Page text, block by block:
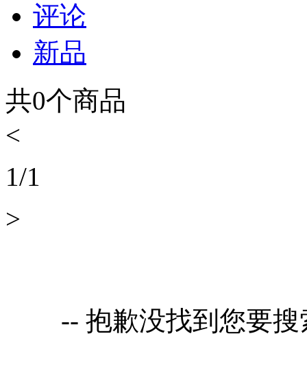
评论
新品
共0个商品
<
1/1
>
-- 抱歉没找到您要